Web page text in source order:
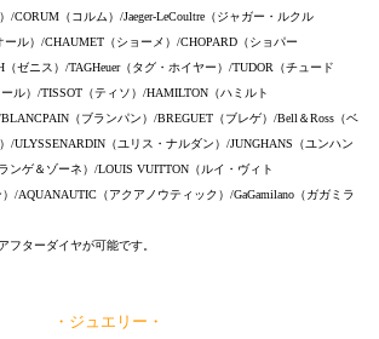
/CORUM（コルム）/Jaeger-LeCoultre（ジャガー・ルクル
ール）/CHAUMET（ショーメ）/CHOPARD（ショパー
ゼニス）/TAGHeuer（タグ・ホイヤー）/TUDOR（チュード
ル）/TISSOT（ティソ）/HAMILTON（ハミルト
（ブランパン）/BREGUET（ブレゲ）/Bell＆Ross（ベ
/ULYSSENARDIN（ユリス・ナルダン）/JUNGHANS（ユンハン
ンゲ＆ゾーネ）/LOUIS VUITTON（ルイ・ヴィト
/AQUANAUTIC（アクアノウティック）/GaGamilano（ガガミラ
ターダイヤが可能です。
・ジュエリー・